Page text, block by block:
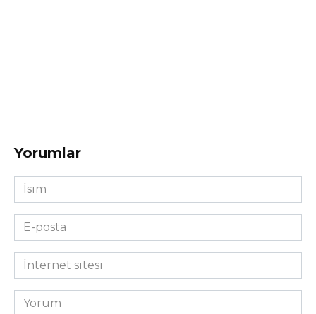
Yorumlar
İsim
*
E-
posta
*İnternet
sitesi
Yorum